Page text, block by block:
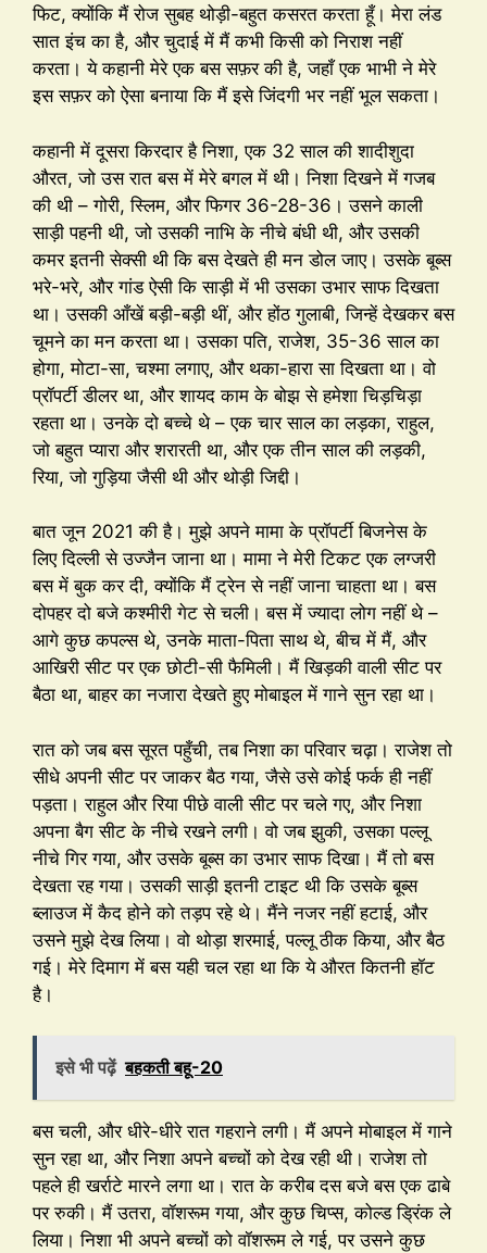
फिट, क्योंकि मैं रोज सुबह थोड़ी-बहुत कसरत करता हूँ। मेरा लंड
सात इंच का है, और चुदाई में मैं कभी किसी को निराश नहीं
करता। ये कहानी मेरे एक बस सफ़र की है, जहाँ एक भाभी ने मेरे
इस सफ़र को ऐसा बनाया कि मैं इसे जिंदगी भर नहीं भूल सकता।
कहानी में दूसरा किरदार है निशा, एक 32 साल की शादीशुदा
औरत, जो उस रात बस में मेरे बगल में थी। निशा दिखने में गजब
की थी – गोरी, स्लिम, और फिगर 36-28-36। उसने काली
साड़ी पहनी थी, जो उसकी नाभि के नीचे बंधी थी, और उसकी
कमर इतनी सेक्सी थी कि बस देखते ही मन डोल जाए। उसके बूब्स
भरे-भरे, और गांड ऐसी कि साड़ी में भी उसका उभार साफ दिखता
था। उसकी आँखें बड़ी-बड़ी थीं, और होंठ गुलाबी, जिन्हें देखकर बस
चूमने का मन करता था। उसका पति, राजेश, 35-36 साल का
होगा, मोटा-सा, चश्मा लगाए, और थका-हारा सा दिखता था। वो
प्रॉपर्टी डीलर था, और शायद काम के बोझ से हमेशा चिड़चिड़ा
रहता था। उनके दो बच्चे थे – एक चार साल का लड़का, राहुल,
जो बहुत प्यारा और शरारती था, और एक तीन साल की लड़की,
रिया, जो गुड़िया जैसी थी और थोड़ी जिद्दी।
बात जून 2021 की है। मुझे अपने मामा के प्रॉपर्टी बिजनेस के
लिए दिल्ली से उज्जैन जाना था। मामा ने मेरी टिकट एक लग्जरी
बस में बुक कर दी, क्योंकि मैं ट्रेन से नहीं जाना चाहता था। बस
दोपहर दो बजे कश्मीरी गेट से चली। बस में ज्यादा लोग नहीं थे –
आगे कुछ कपल्स थे, उनके माता-पिता साथ थे, बीच में मैं, और
आखिरी सीट पर एक छोटी-सी फैमिली। मैं खिड़की वाली सीट पर
बैठा था, बाहर का नजारा देखते हुए मोबाइल में गाने सुन रहा था।
रात को जब बस सूरत पहुँची, तब निशा का परिवार चढ़ा। राजेश तो
सीधे अपनी सीट पर जाकर बैठ गया, जैसे उसे कोई फर्क ही नहीं
पड़ता। राहुल और रिया पीछे वाली सीट पर चले गए, और निशा
अपना बैग सीट के नीचे रखने लगी। वो जब झुकी, उसका पल्लू
नीचे गिर गया, और उसके बूब्स का उभार साफ दिखा। मैं तो बस
देखता रह गया। उसकी साड़ी इतनी टाइट थी कि उसके बूब्स
ब्लाउज में कैद होने को तड़प रहे थे। मैंने नजर नहीं हटाई, और
उसने मुझे देख लिया। वो थोड़ा शरमाई, पल्लू ठीक किया, और बैठ
गई। मेरे दिमाग में बस यही चल रहा था कि ये औरत कितनी हॉट
है।
इसे भी पढ़ें बहकती बहू-20
बस चली, और धीरे-धीरे रात गहराने लगी। मैं अपने मोबाइल में गाने
सुन रहा था, और निशा अपने बच्चों को देख रही थी। राजेश तो
पहले ही खर्राटे मारने लगा था। रात के करीब दस बजे बस एक ढाबे
पर रुकी। मैं उतरा, वॉशरूम गया, और कुछ चिप्स, कोल्ड ड्रिंक ले
लिया। निशा भी अपने बच्चों को वॉशरूम ले गई, पर उसने कुछ